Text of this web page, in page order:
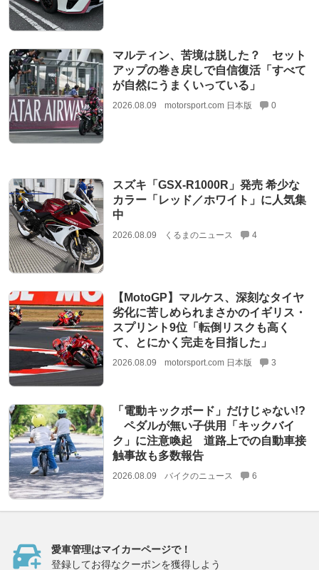
マルティン、苦境は脱した？ セット
アップの巻き戻しで自信復活「すべて
が自然にうまくいっている」
2026.08.09 motorsport.com 日本版 0
スズキ「GSX-R1000R」発売 希少な
カラー「レッド／ホワイト」に人気集
中
2026.08.09 くるまのニュース 4
【MotoGP】マルケス、深刻なタイヤ
劣化に苦しめられまさかのイギリス・
スプリント9位「転倒リスクも高く
て、とにかく完走を目指した」
2026.08.09 motorsport.com 日本版 3
「電動キックボード」だけじゃない!?
ペダルが無い子供用「キックバイ
ク」に注意喚起 道路上での自動車接
触事故も多数報告
2026.08.09 バイクのニュース 6
愛車管理はマイカーページで！
登録してお得なクーポンを獲得しよう